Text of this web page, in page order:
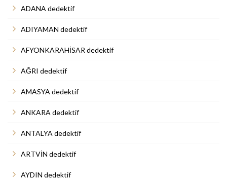
ADANA dedektif
ADIYAMAN dedektif
AFYONKARAHİSAR dedektif
AĞRI dedektif
AMASYA dedektif
ANKARA dedektif
ANTALYA dedektif
ARTVİN dedektif
AYDIN dedektif